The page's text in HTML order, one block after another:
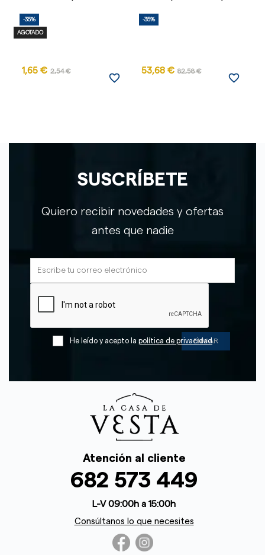
-35%
AGOTADO
1,65 € 2,54 €
favorite_border
-35%
53,68 € 82,58 €
favorite_border
SUSCRÍBETE
Quiero recibir novedades y ofertas
antes que nadie
He leído y acepto la política de privacidad
Atención al cliente
682 573 449
L-V 09:00h a 15:00h
Consúltanos lo que necesites